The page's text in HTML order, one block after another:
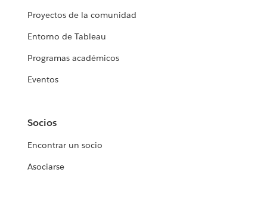
Proyectos de la comunidad
Entorno de Tableau
Programas académicos
Eventos
Socios
Encontrar un socio
Asociarse